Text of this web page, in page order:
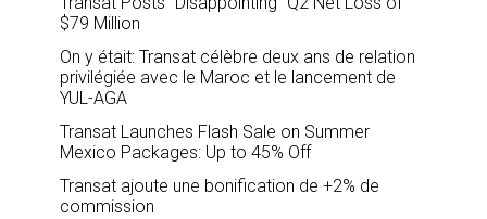
$79 Million
On y était: Transat célèbre deux ans de relation
privilégiée avec le Maroc et le lancement de
YUL-AGA
Transat Launches Flash Sale on Summer
Mexico Packages: Up to 45% Off
Transat ajoute une bonification de +2% de
commission